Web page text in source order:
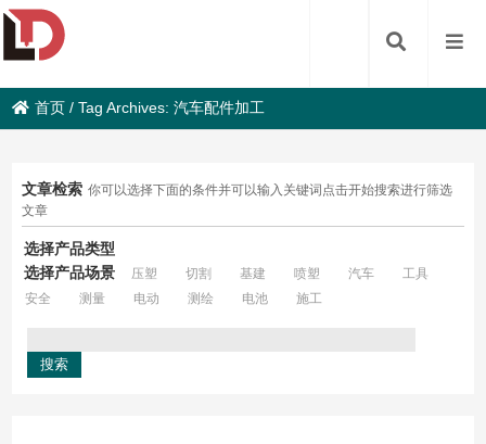
首页 /Tag Archives: 汽车配件加工
文章检索 你可以选择下面的条件并可以输入关键词点击开始搜索进行筛选
文章
选择产品类型
选择产品场景
压塑 切割 基建 喷塑 汽车
工具
安全
测量 电动 测绘 电池 施工